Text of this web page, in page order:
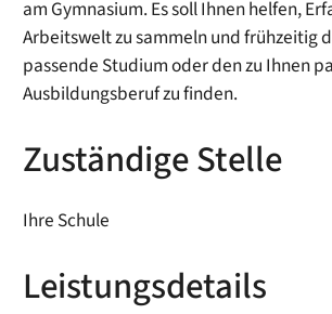
am Gymnasium. Es soll Ihnen helfen,
Arbeitswelt zu sammeln und frühzeitig
passende Studium oder den zu Ihnen
Ausbildungsberuf zu finden.
Zuständige Stelle
Ihre Schule
Leistungsdetails